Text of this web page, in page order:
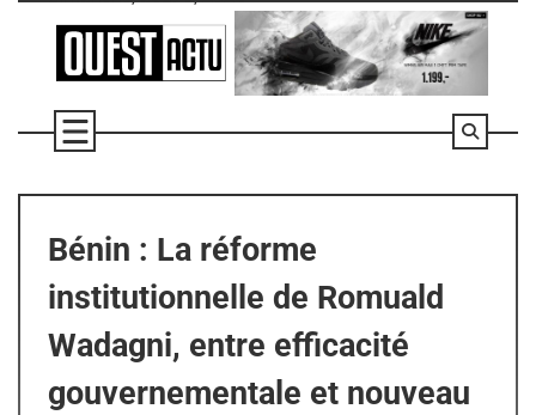
Bénin : La réforme
institutionnelle de Romuald
Wadagni, entre efficacité
gouvernementale et nouveau